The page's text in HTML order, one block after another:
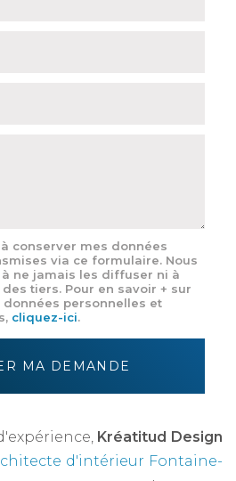
conserver mes données
via ce formulaire. Nous
ne jamais les diffuser ni à
tiers. Pour en savoir + sur
personnelles et
cliquez-ici.
MA DEMANDE
Kréatitud Design
d'intérieur Fontaine-